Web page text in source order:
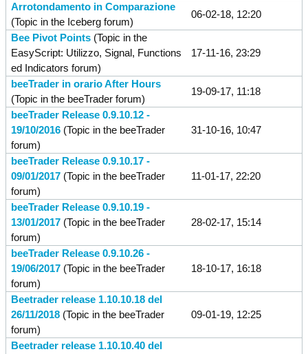
Arrotondamento in Comparazione
(Topic in the Iceberg forum)
06-02-18, 12:20
Bee Pivot Points (Topic in the
EasyScript: Utilizzo, Signal, Functions
ed Indicators forum)
17-11-16, 23:29
beeTrader in orario After Hours
(Topic in the beeTrader forum)
19-09-17, 11:18
beeTrader Release 0.9.10.12 -
19/10/2016 (Topic in the beeTrader
forum)
31-10-16, 10:47
beeTrader Release 0.9.10.17 -
09/01/2017 (Topic in the beeTrader
forum)
11-01-17, 22:20
beeTrader Release 0.9.10.19 -
13/01/2017 (Topic in the beeTrader
forum)
28-02-17, 15:14
beeTrader Release 0.9.10.26 -
19/06/2017 (Topic in the beeTrader
forum)
18-10-17, 16:18
Beetrader release 1.10.10.18 del
26/11/2018 (Topic in the beeTrader
forum)
09-01-19, 12:25
Beetrader release 1.10.10.40 del